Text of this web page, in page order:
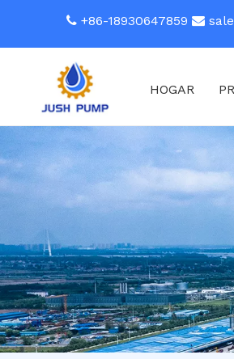
 +86-18930647859 
HOGAR